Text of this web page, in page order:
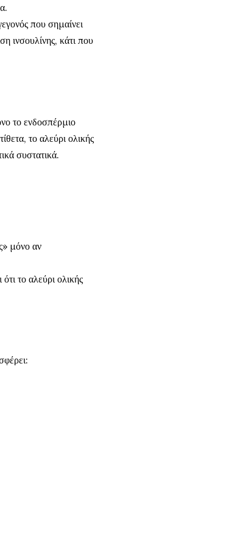
που σημαίνει
ινσουλίνης, κάτι που
το ενδοσπέρμιο
το αλεύρι ολικής
συστατικά.
μόνο αν
το αλεύρι ολικής